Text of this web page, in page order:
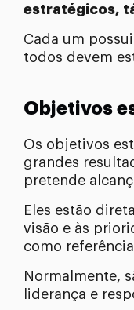
estratégicos,
Cada um
todos devem
Objetivos
Os objetivos
grandes
pretende
Eles estão
visão e às
como
Normalmente,
liderança e